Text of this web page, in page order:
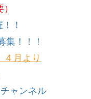
！
集！！！
月より
ャンネル